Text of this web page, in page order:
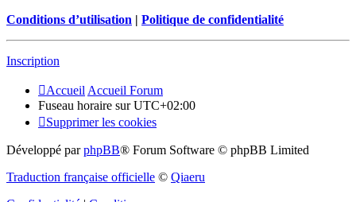
Conditions d’utilisation | Politique de confidentialité
Inscription
Accueil Accueil Forum
Fuseau horaire surUTC+02:00
Supprimer les cookies
Développé parphpBB® Forum Software © phpBB Limited
Traduction française officielle © Qiaeru